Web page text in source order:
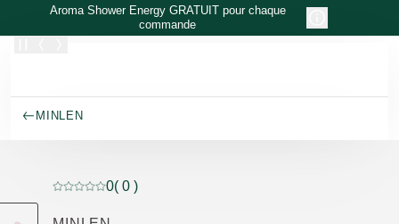
Allez au contenu principal
Aroma Shower Energy GRATUIT pour chaque
commande
MINLEN
Note actuelle : 0 sur 5 étoiles Noté par 0 clients
0( 0 )